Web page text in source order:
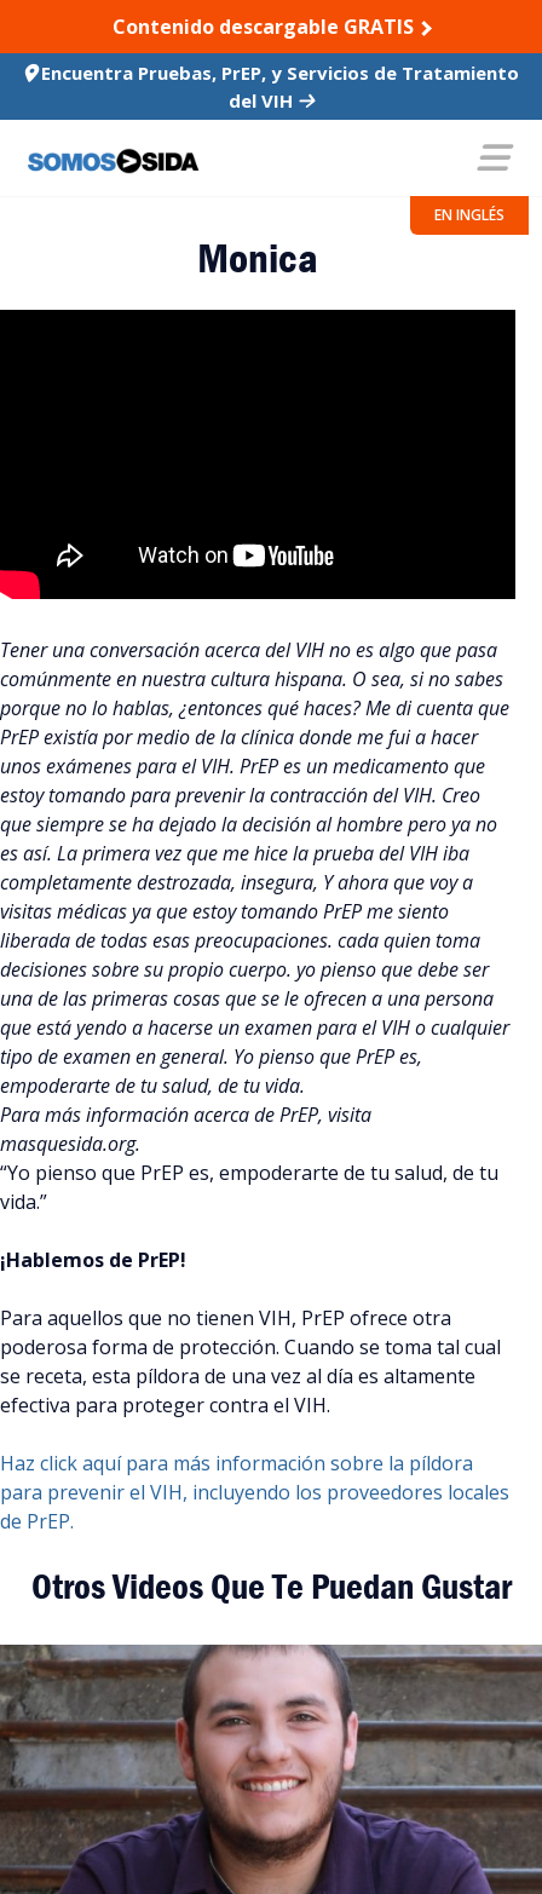
TO CONTENTContenido descargable GRATIS
Encuentra Pruebas, PrEP, y Servicios de Tratamiento
del VIH
EN INGLÉS
Monica
Tener una conversación acerca del VIH no es algo que pasa
comúnmente en nuestra cultura hispana. O sea, si no sabes
porque no lo hablas, ¿entonces qué haces? Me di cuenta que
PrEP existía por medio de la clínica donde me fui a hacer
unos exámenes para el VIH. PrEP es un medicamento que
estoy tomando para prevenir la contracción del VIH. Creo
que siempre se ha dejado la decisión al hombre pero ya no
es así. La primera vez que me hice la prueba del VIH iba
completamente destrozada, insegura, Y ahora que voy a
visitas médicas ya que estoy tomando PrEP me siento
liberada de todas esas preocupaciones. cada quien toma
decisiones sobre su propio cuerpo. yo pienso que debe ser
una de las primeras cosas que se le ofrecen a una persona
que está yendo a hacerse un examen para el VIH o cualquier
tipo de examen en general. Yo pienso que PrEP es,
empoderarte de tu salud, de tu vida.
Para más información acerca de PrEP, visita
masquesida.org.
“Yo pienso que PrEP es, empoderarte de tu salud, de tu
vida.”
¡Hablemos de PrEP!
Para aquellos que no tienen VIH, PrEP ofrece otra
poderosa forma de protección. Cuando se toma tal cual
se receta, esta píldora de una vez al día es altamente
efectiva para proteger contra el VIH.
Haz click aquí para más información sobre la píldora
para prevenir el VIH, incluyendo los proveedores locales
de PrEP.
Otros Videos Que Te Puedan Gustar